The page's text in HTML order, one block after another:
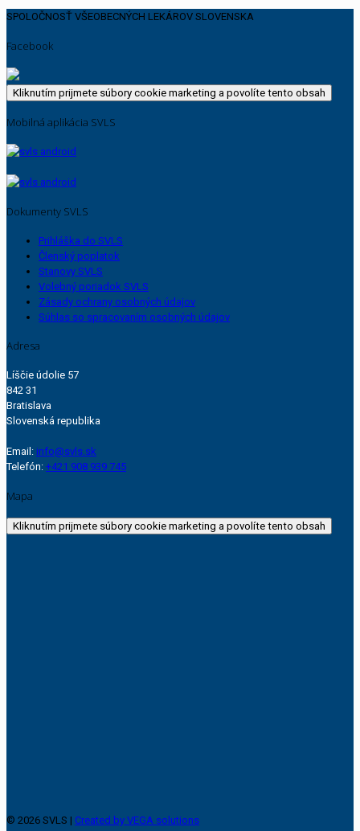
SPOLOČNOSŤ VŠEOBECNÝCH LEKÁROV SLOVENSKA
Facebook
Kliknutím prijmete súbory cookie marketing a povolíte tento obsah
Mobilná aplikácia SVLS
Dokumenty SVLS
Prihláška do SVLS
Členský poplatok
Stanovy SVLS
Volebný poriadok SVLS
Zásady ochrany osobných údajov
Súhlas so spracovaním osobných údajov
Adresa
Líščie údolie 57
842 31
Bratislava
Slovenská republika
Email: info@svls.sk
Telefón: +421 908 939 745
Mapa
Kliknutím prijmete súbory cookie marketing a povolíte tento obsah
© 2026 SVLS | Created by VEGA solutions